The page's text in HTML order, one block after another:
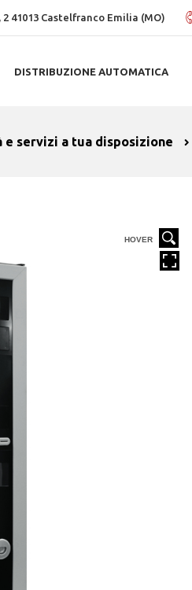
41013 Castelfranco Emilia (MO)
DISTRIBUZIONE AUTOMATICA
servizi a tua disposizione
HOVER